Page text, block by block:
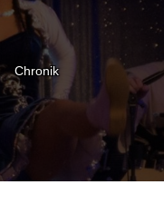
Chronik